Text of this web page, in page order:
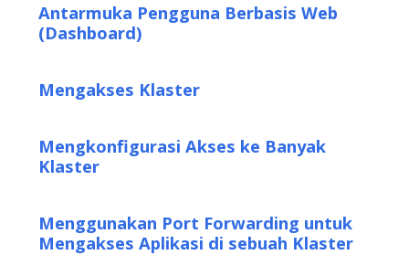
Antarmuka Pengguna Berbasis Web
(Dashboard)
Mengakses Klaster
Mengkonfigurasi Akses ke Banyak
Klaster
Menggunakan Port Forwarding untuk
Mengakses Aplikasi di sebuah Klaster